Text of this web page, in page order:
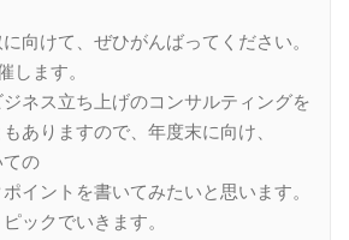
向けて、ぜひがんばってください。
します。
ネス立ち上げのコンサルティングを
ありますので、年度末に向け、
ての
イントを書いてみたいと思います。
ックでいきます。